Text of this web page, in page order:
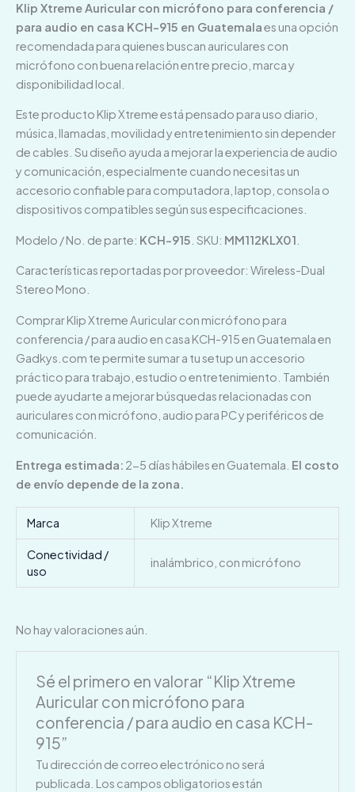
Klip Xtreme Auricular con micrófono para conferencia /
para audio en casa KCH-915 en Guatemalaes una opción
recomendada para quienes buscan auriculares con
micrófono con buena relación entre precio, marca y
disponibilidad local.
Este producto Klip Xtreme está pensado para uso diario,
música, llamadas, movilidad y entretenimiento sin depender
de cables. Su diseño ayuda a mejorar la experiencia de audio
y comunicación, especialmente cuando necesitas un
accesorio confiable para computadora, laptop, consola o
dispositivos compatibles según sus especificaciones.
Modelo / No. de parte: KCH-915 . SKU: MM112KLX01
Características reportadas por proveedor: Wireless-Dual
Stereo Mono.
Comprar Klip Xtreme Auricular con micrófono para
conferencia / para audio en casa KCH-915 en Guatemala en
Gadkys.com te permite sumar a tu setup un accesorio
práctico para trabajo, estudio o entretenimiento. También
puede ayudarte a mejorar búsquedas relacionadas con
auriculares con micrófono, audio para PC y periféricos de
comunicación.
Entrega estimada: 2-5 días hábiles en Guatemala. El costo
de envío depende de la zona.
Marca Klip Xtreme
Conectividad /
uso
inalámbrico, con micrófono
No hay valoraciones aún.
Sé el primero en valorar “Klip Xtreme
Auricular con micrófono para
conferencia / para audio en casa KCH-
915”
Tu dirección de correo electrónico no será
publicada. Los campos obligatorios están